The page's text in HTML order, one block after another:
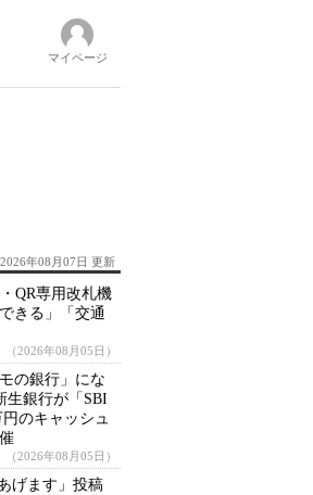
マイページ
2026年08月07日 更新
QR専用改札機
きる」「交通
（2026年08月05日）
の銀行」にな
銀行が「SBI
のキャッシュ
（2026年08月05日）
げます」投稿